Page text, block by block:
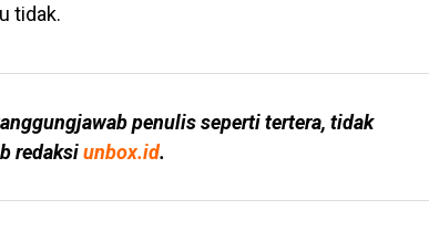
tidak.
penulis seperti tertera, tidak
redaksi unbox.id.